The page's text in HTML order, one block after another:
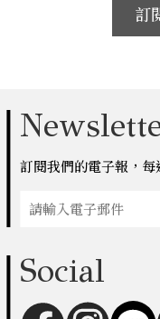
訂
訂閱我們的電子報，
Social